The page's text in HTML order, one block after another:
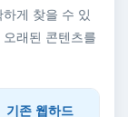
게 찾을 수 있
래된 콘텐츠를
기존 웹하드